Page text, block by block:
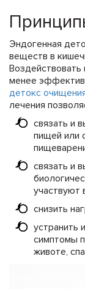
Эндогенная
веществ в
Воздействовать
менее
детокс
лечения
связать и
пищей или
связать и
участвуют
снизить
устранить
симптомы
животе,